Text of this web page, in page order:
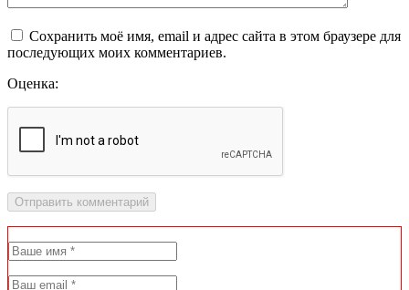
Сохранить моё имя, email и адрес сайта в этом браузере для
последующих моих комментариев.
Оценка: